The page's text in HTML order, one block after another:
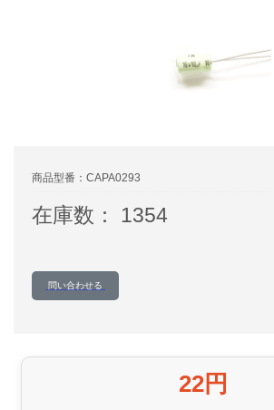
商品型番：CAPA0293
在庫数： 1354
問い合わせる
22円